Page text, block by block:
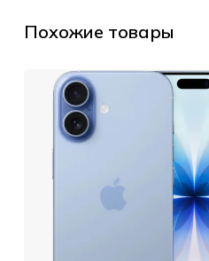
Похожие товары